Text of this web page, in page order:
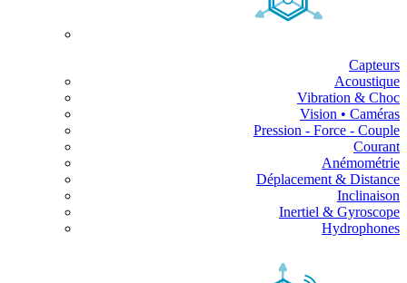
Capteurs
Acoustique
Vibration & Choc
Vision • Caméras
Pression - Force - Couple
Courant
Anémométrie
Déplacement & Distance
Inclinaison
Inertiel & Gyroscope
Hydrophones